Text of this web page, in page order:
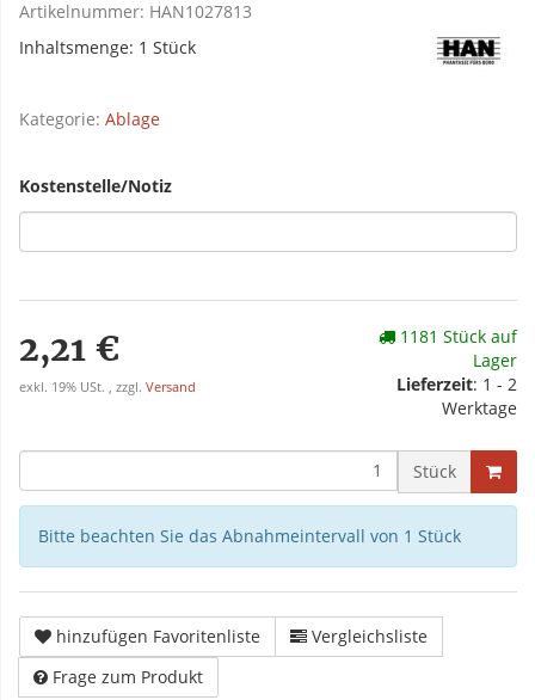
Artikelnummer: HAN1027813
Inhaltsmenge: 1 Stück
Kategorie: Ablage
Kostenstelle/Notiz
2,21 €
exkl. 19% USt. , zzgl. Versand
1181 Stück auf
Lager
Lieferzeit: 1 - 2
Werktage
Stück
Bitte beachten Sie das Abnahmeintervall von 1 Stück
hinzufügen Favoritenliste
Vergleichsliste
Frage zum Produkt